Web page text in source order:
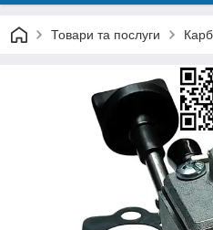
Товари та послуги